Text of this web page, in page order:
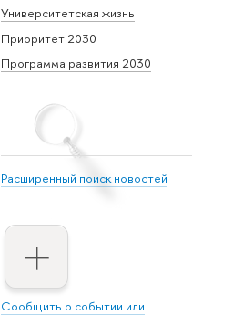
Университетская жизнь
Приоритет 2030
Программа развития 2030
Расширенный поиск новостей
Сообщить о событии или